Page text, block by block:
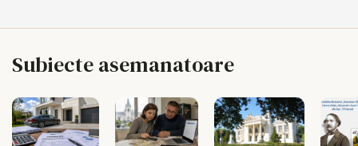
Subiecte asemanatoare